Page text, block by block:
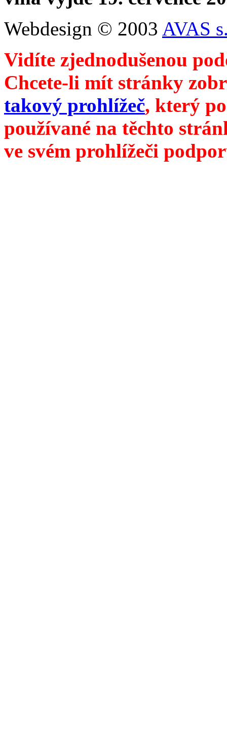
Webdesign © 2003 AVAS
Vidíte zjednodušenou
Chcete-li mít stránky
takový prohlížeč, který
používané na těchto
ve svém prohlížeči